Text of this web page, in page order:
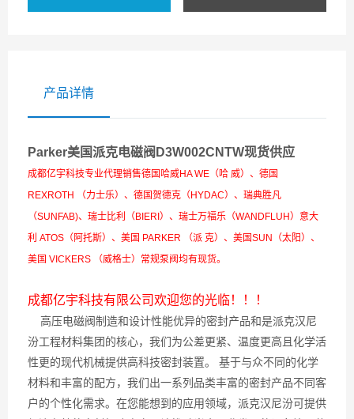
产品详情
Parker美国派克电磁阀D3W002CNTW现货供应
成都亿宇科技专业代理销售德国哈威HA WE（哈 威）、德国
REXROTH （力士乐）、德国贺德克（HYDAC）、瑞典胜凡
（SUNFAB)、瑞士比利（BIERI）、瑞士万福乐（WANDFLUH）意大
利 ATOS（阿托斯）、美国 PARKER （派 克）、美国SUN（太阳）、
美国 VICKERS （威格士）常规泵阀均有现货。
成都亿宇科技有限公司欢迎您的光临！！！
高压电磁阀制造和设计性能优异的密封产品和是派克汉尼
汾工程材料集团的核心，我们为公差更紧、温度更高且化学活
性更的现代机械提供高科技密封装置。 基于与众不同的化学
材料和丰富的配方，我们出一系列品类丰富的密封产品不同客
户的个性化需求。在您能想到的应用领域，派克汉尼汾可提供